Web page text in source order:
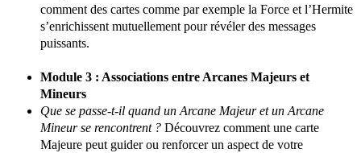
comment des cartes comme par exemple la Force et l’Hermite
s’enrichissent mutuellement pour révéler des messages
puissants.
Module 3 : Associations entre Arcanes Majeurs et
Mineurs
Que se passe-t-il quand un Arcane Majeur et un Arcane
Mineur se rencontrent ? Découvrez comment une carte
Majeure peut guider ou renforcer un aspect de votre